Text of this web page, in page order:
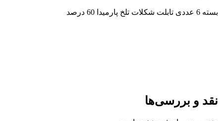
بسته 6 عددی تابلت شکلات تلخ پارمیدا 60 درصد
نقد و بررسی‌ها